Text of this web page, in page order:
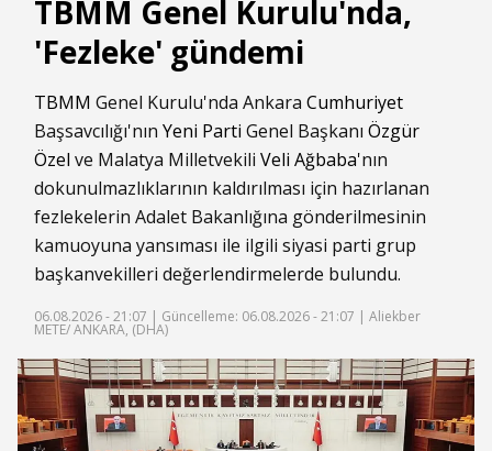
TBMM Genel Kurulu'nda,
'Fezleke' gündemi
TBMM Genel Kurulu'nda Ankara Cumhuriyet
Başsavcılığı'nın Yeni Parti Genel Başkanı Özgür
Özel ve Malatya Milletvekili Veli Ağbaba'nın
dokunulmazlıklarının kaldırılması için hazırlanan
fezlekelerin Adalet Bakanlığına gönderilmesinin
kamuoyuna yansıması ile ilgili siyasi parti grup
başkanvekilleri değerlendirmelerde bulundu.
06.08.2026 - 21:07 | Güncelleme: 06.08.2026 - 21:07 | Aliekber
METE/ ANKARA, (DHA)